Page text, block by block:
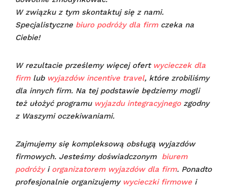
W związku z tym skontaktuj się z nami.
Specjalistyczne biuro podróży dla firmczeka na
Ciebie!
W rezultacie prześlemy więcej ofert wycieczek dla
firmlub wyjazdów incentive travel, które zrobiliśmy
dla innych firm. Na tej podstawie będziemy mogli
też ułożyć programu wyjazdu integracyjnegozgodny
z Waszymi oczekiwaniami.
Zajmujemy się kompleksową obsługą wyjazdów
firmowych. Jesteśmy doświadczonym biurem
podróżyi organizatorem wyjazdów dla firm. Ponadto
profesjonalnie organizujemy wycieczki firmowe i